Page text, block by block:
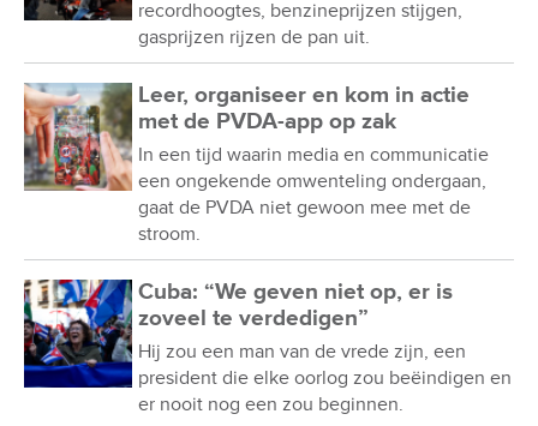
recordhoogtes, benzineprijzen stijgen,
gasprijzen rijzen de pan uit.
Leer, organiseer en kom in actie
met de PVDA-app op zak
In een tijd waarin media en communicatie
een ongekende omwenteling ondergaan,
gaat de PVDA niet gewoon mee met de
stroom.
Cuba: “We geven niet op, er is
zoveel te verdedigen”
Hij zou een man van de vrede zijn, een
president die elke oorlog zou beëindigen en
er nooit nog een zou beginnen.